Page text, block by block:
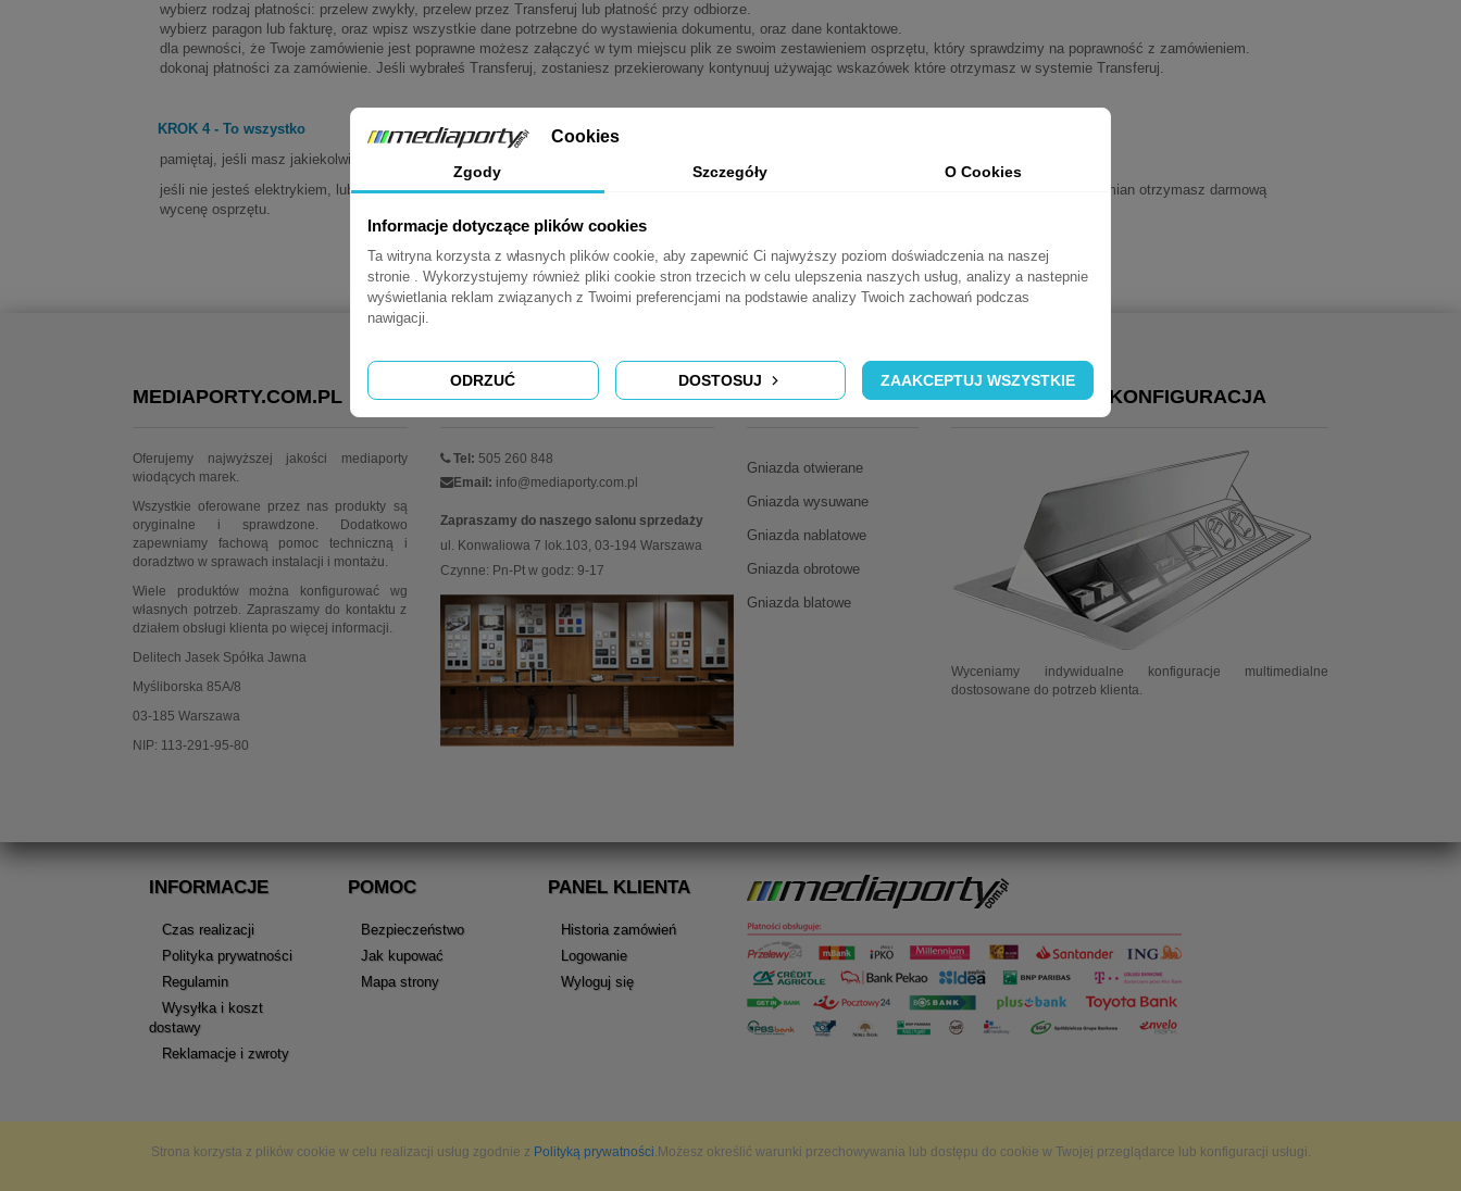
wybierz rodzaj płatności: przelew zwykły, przelew przez Transferuj lub płatność przy odbiorze.
wybierz paragon lub fakturę, oraz wpisz wszystkie dane potrzebne do wystawienia dokumentu, oraz dane kontaktowe.
dla pewności, że Twoje zamówienie jest poprawne możesz załączyć w tym miejscu plik ze swoim zestawieniem osprzętu, który sprawdzimy na poprawność z zamówieniem.
dokonaj płatności za zamówienie. Jeśli wybrałeś Transferuj, zostaniesz przekierowany kontynuuj używając wskazówek które otrzymasz w systemie Transferuj.
KROK 4 - To wszystko
pamiętaj, jeśli masz jakiekolwiek, pytania, wątpliwości, lub interesują Cię produkty których nie znalazłeś w sklepie skontaktuj się z nami.
jeśli nie jesteś elektrykiem, lub nie czujesz się na siłach aby samodzielnie dobierać osprzęt, wyślij swoje zestawienie na nasz email kontaktowy, w zamian otrzymasz darmową
wycenę osprzętu.
MEDIAPORTY.COM.PL
Oferujemy najwyższej jakości mediaporty
wiodących marek.
Wszystkie oferowane przez nas produkty są
oryginalne i sprawdzone. Dodatkowo
zapewniamy fachową pomoc techniczną i
doradztwo w sprawach instalacji i montażu.
Wiele produktów można konfigurować wg
własnych potrzeb. Zapraszamy do kontaktu z
działem obsługi klienta po więcej informacji.
Delitech Jasek Spółka Jawna
Myśliborska 85A/8
03-185 Warszawa
NIP: 113-291-95-80
KONTAKT
Tel: 505 260 848
Email: info@mediaporty.com.pl
Zapraszamy do naszego salonu sprzedaży
ul. Konwaliowa 7 lok.103, 03-194 Warszawa
Czynne: Pn-Pt w godz: 9-17
KATEGORIE
Gniazda otwierane
Gniazda wysuwane
Gniazda nablatowe
Gniazda obrotowe
Gniazda blatowe
INDYWIDUALNA KONFIGURACJA
Wyceniamy indywidualne konfiguracje multimedialne
dostosowane do potrzeb klienta.
INFORMACJE
Czas realizacji
Polityka prywatności
Regulamin
Wysyłka i koszt
dostawy
Reklamacje i zwroty
POMOC
Bezpieczeństwo
Jak kupować
Mapa strony
PANEL KLIENTA
Historia zamówień
Logowanie
Wyloguj się
Strona korzysta z plików cookie w celu realizacji usług zgodnie z Polityką prywatności.Możesz określić warunki przechowywania lub dostępu do cookie w Twojej przeglądarce lub konfiguracji usługi.
Cookies
Zgody Szczegóły O Cookies
Informacje dotyczące plików cookies
Ta witryna korzysta z własnych plików cookie, aby zapewnić Ci najwyższy poziom doświadczenia na naszej
stronie . Wykorzystujemy również pliki cookie stron trzecich w celu ulepszenia naszych usług, analizy a nastepnie
wyświetlania reklam związanych z Twoimi preferencjami na podstawie analizy Twoich zachowań podczas
nawigacji.
ODRZUĆ DOSTOSUJ ZAAKCEPTUJ WSZYSTKIE